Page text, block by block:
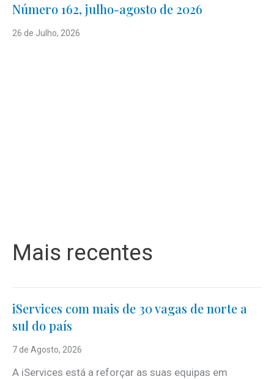
Número 162, julho-agosto de 2026
26 de Julho, 2026
Mais recentes
iServices com mais de 30 vagas de norte a
sul do país
7 de Agosto, 2026
A iServices está a reforçar as suas equipas em